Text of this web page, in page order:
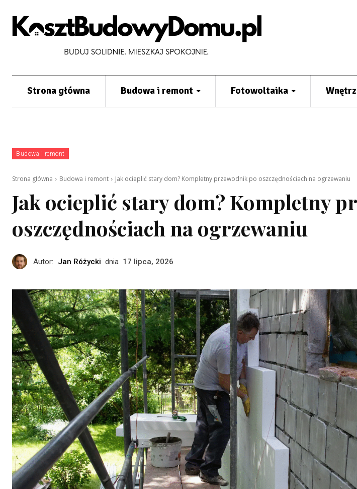
Strona główna Budowa i remont Fotowoltaika
Budowa i remont
Strona główna Budowa i remont Jak ocieplić stary dom? Kompletny przewodnik po oszczędnościach na ogrzewaniu
Jak ocieplić stary dom? Kompletny
oszczędnościach na ogrzewaniu
Autor: Jan Różycki dnia 17 lipca, 2026